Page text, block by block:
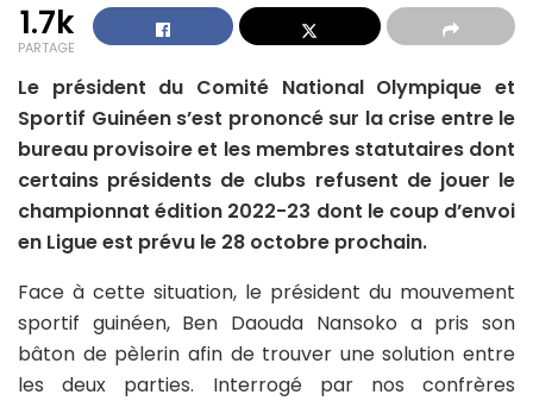
1.7k
PARTAGE
Le président du Comité National Olympique et
Sportif Guinéen s’est prononcé sur la crise entre le
bureau provisoire et les membres statutaires dont
certains présidents de clubs refusent de jouer le
championnat édition 2022-23 dont le coup d’envoi
en Ligue est prévu le 28 octobre prochain.
Face à cette situation, le président du mouvement
sportif guinéen, Ben Daouda Nansoko a pris son
bâton de pèlerin afin de trouver une solution entre
les deux parties. Interrogé par nos confrères